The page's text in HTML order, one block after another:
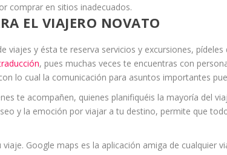
comprar en sitios inadecuados.
EL VIAJERO NOVATO
viajes y ésta te reserva servicios y excursiones, pídeles
, pues muchas veces te encuentras con
lo cual la comunicación para asuntos importantes
te acompañen, quienes planifiquéis la mayoría del
y la emoción por viajar a tu destino, permite que
Google maps es la aplicación amiga de cualquier